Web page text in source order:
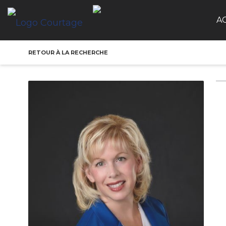
RETOUR À LA RECHERCHE